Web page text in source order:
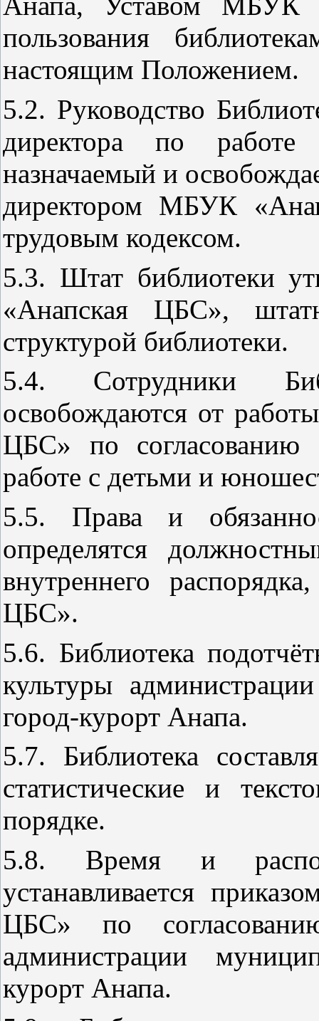
пользования
настоящим Положением.
5.2. Руководство
директора по
назначаемый и
директором МБУК
трудовым кодексом.
5.3. Штат библиотеки
«Анапская ЦБС»,
структурой библиотеки.
5.4. Сотрудники
освобождаются от
ЦБС» по согласованию
работе с детьми и
5.5. Права и
определятся
внутреннего
ЦБС».
5.6. Библиотека
культуры
город-курорт Анапа.
5.7. Библиотека
статистические и
порядке.
5.8. Время и
устанавливается
ЦБС» по
администрации
курорт Анапа.